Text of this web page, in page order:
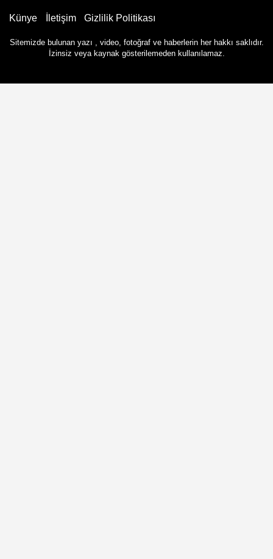
Künye İletişim Gizlilik Politikası
Sitemizde bulunan yazı , video, fotoğraf ve haberlerin her hakkı saklıdır.
İzinsiz veya kaynak gösterilemeden kullanılamaz.